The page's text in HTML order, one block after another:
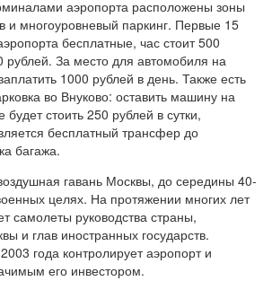
аэропорта расположены зоны
и многоуровневый паркинг. Первые 15
бесплатные, час стоит 500
рублей. За место для автомобиля на
1000 рублей в день. Также есть
во Внуково: оставить машину на
стоить 250 рублей в сутки,
бесплатный трансфер до
багажа.
гавань Москвы, до середины 40-
целях. На протяжении многих лет
самолеты руководства страны,
и глав иностранных государств.
года контролирует аэропорт и
его инвестором.